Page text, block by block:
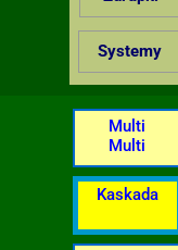
Systemy
Multi
Multi
Kaskada